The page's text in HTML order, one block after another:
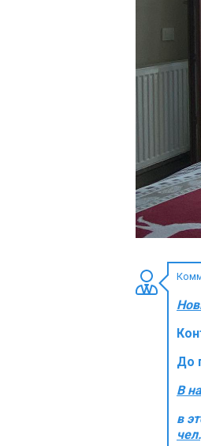
До
В
в
ПРОЖИВАНИЕ
Горячие
Долгосрочная аренда
Визы и Документы